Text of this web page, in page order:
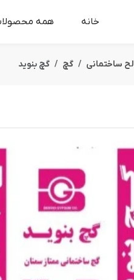
خانه همه
ساختمانی گچ گچ بنوید